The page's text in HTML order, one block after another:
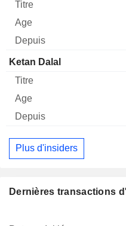
Ketan Dalal
Plus d'insiders
Dernières transactions